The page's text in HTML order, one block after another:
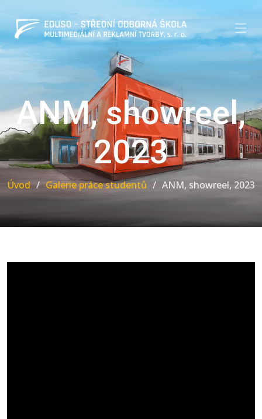
ANM, showreel,
2023
Úvod Galerie práce studentů ANM, showreel, 2023